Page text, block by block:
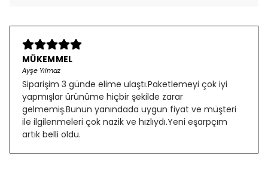
MÜKEMMEL
Ayşe Yılmaz
Siparişim 3 günde elime ulaştı.Paketlemeyi çok iyi
yapmışlar ürünüme hiçbir şekilde zarar
gelmemiş.Bunun yanındada uygun fiyat ve müşteri
ile ilgilenmeleri çok nazik ve hızlıydı.Yeni eşarpçım
artık belli oldu.